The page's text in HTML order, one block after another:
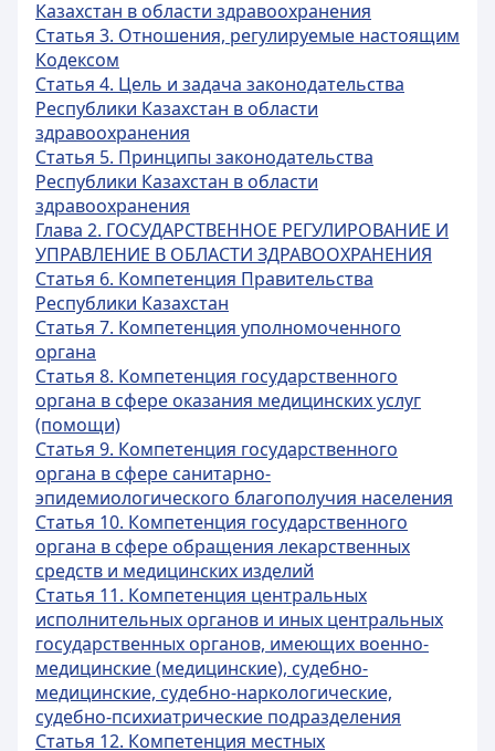
Казахстан в области здравоохранения
Статья 3. Отношения, регулируемые настоящим
Кодексом
Статья 4. Цель и задача законодательства
Республики Казахстан в области
здравоохранения
Статья 5. Принципы законодательства
Республики Казахстан в области
здравоохранения
Глава 2. ГОСУДАРСТВЕННОЕ РЕГУЛИРОВАНИЕ И
УПРАВЛЕНИЕ В ОБЛАСТИ ЗДРАВООХРАНЕНИЯ
Статья 6. Компетенция Правительства
Республики Казахстан
Статья 7. Компетенция уполномоченного
органа
Статья 8. Компетенция государственного
органа в сфере оказания медицинских услуг
(помощи)
Статья 9. Компетенция государственного
органа в сфере санитарно-
эпидемиологического благополучия населения
Статья 10. Компетенция государственного
органа в сфере обращения лекарственных
средств и медицинских изделий
Статья 11. Компетенция центральных
исполнительных органов и иных центральных
государственных органов, имеющих военно-
медицинские (медицинские), судебно-
медицинские, судебно-наркологические,
судебно-психиатрические подразделения
Статья 12. Компетенция местных